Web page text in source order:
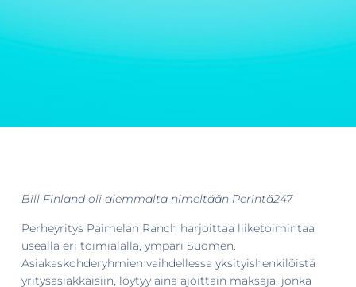
Bill Finland oli aiemmalta nimeltään Perintä247
Perheyritys Paimelan Ranch harjoittaa liiketoimintaa
usealla eri toimialalla, ympäri Suomen.
Asiakaskohderyhmien vaihdellessa yksityishenkilöistä
yritysasiakkaisiin, löytyy aina ajoittain maksaja, jonka